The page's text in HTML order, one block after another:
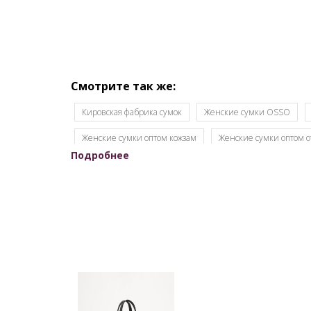
Смотрите так же:
Кировская фабрика сумок Женские сумки OSSO
Женские сумки оптом кожзам Женские сумки оптом
Женские сумки Российской фабрики
Подробнее